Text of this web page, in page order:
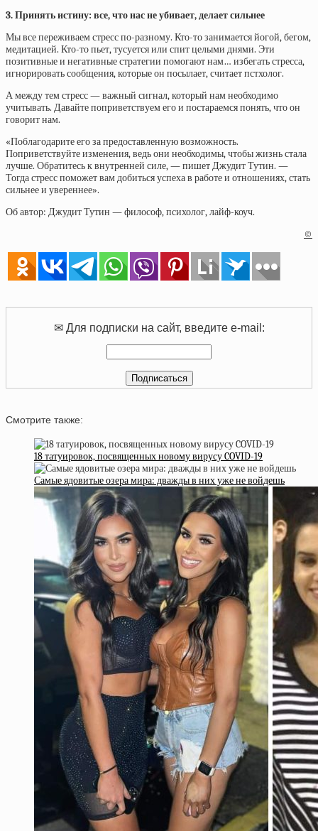
3. Принять истину: все, что нас не убивает, делает сильнее
Мы все переживаем стресс по-разному. Кто-то занимается йогой, бегом,
медитацией. Кто-то пьет, тусуется или спит целыми днями. Эти
позитивные и негативные стратегии помогают нам… избегать стресса,
игнорировать сообщения, которые он посылает, считает пстхолог.
А между тем стресс — важный сигнал, который нам необходимо
учитывать. Давайте поприветствуем его и постараемся понять, что он
говорит нам.
«Поблагодарите его за предоставленную возможность.
Поприветствуйте изменения, ведь они необходимы, чтобы жизнь стала
лучше. Обратитесь к внутренней силе, — пишет Джудит Тутин. —
Тогда стресс поможет вам добиться успеха в работе и отношениях, стать
сильнее и увереннее».
Об автор: Джудит Тутин — философ, психолог, лайф-коуч.
©
✉ Для подписки на сайт, введите e-mail:
Смотрите также:
18 татуировок, посвященных новому вирусу COVID-19
Самые ядовитые озера мира: дважды в них уже не войдешь